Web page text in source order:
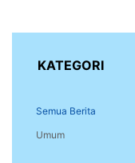
KATEGORI
Semua Berita
Umum